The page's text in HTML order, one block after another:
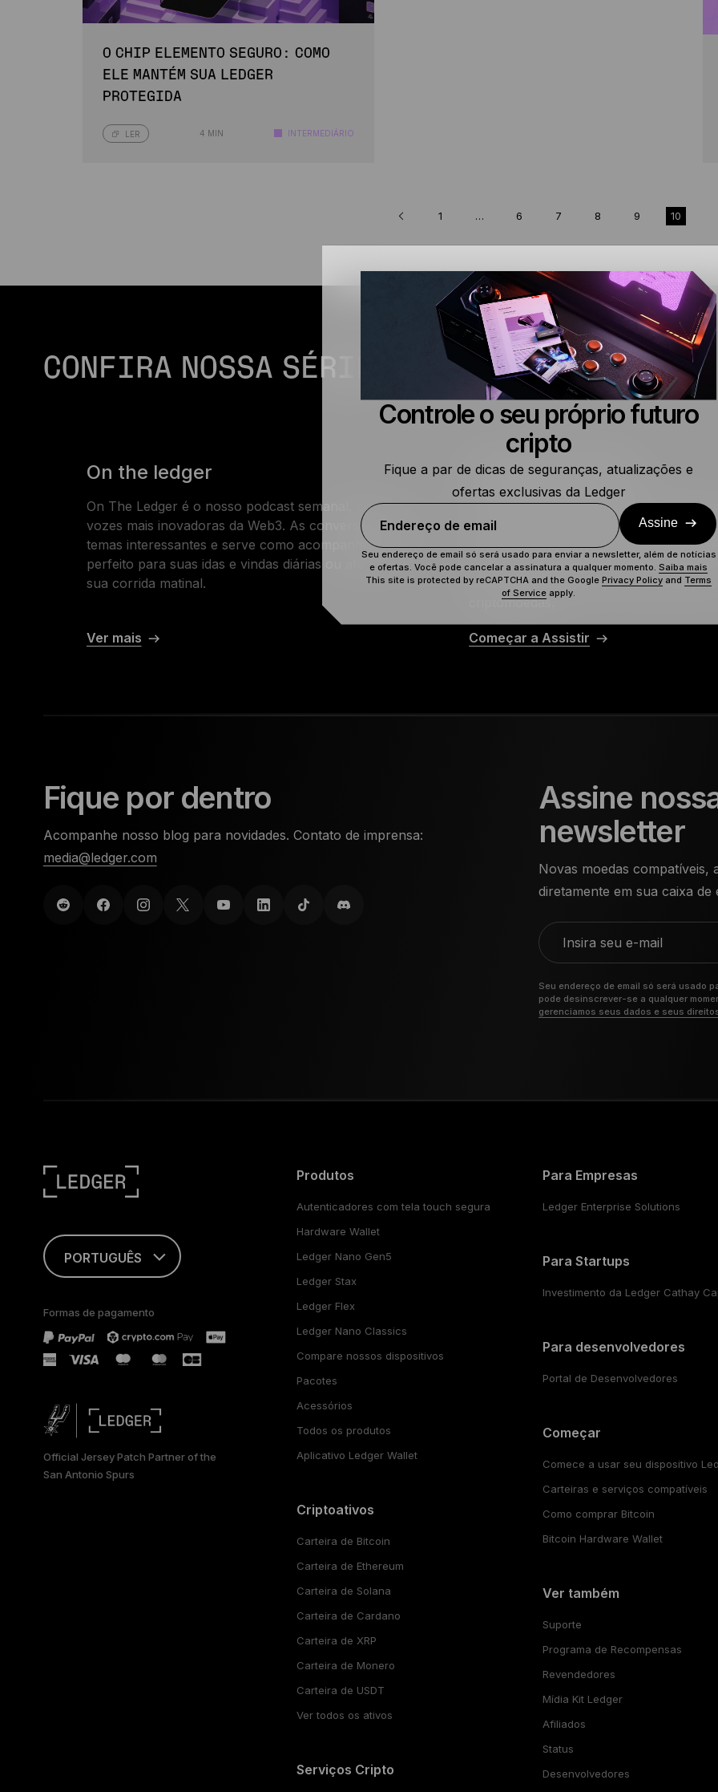
O CHIP ELEMENTO SEGURO: COMO
ELE MANTÉM SUA LEDGER
PROTEGIDA
LER 4 MIN INTERMEDIÁRIO
1 … 6 7 8 9 10
CONFIRA NOSSA SÉRIE
On the ledger
On The Ledger é o nosso podcast semanal, com as
vozes mais inovadoras da Web3. As conversas abordam
temas interessantes e serve como acompanhamento
perfeito para suas idas e vindas diárias ou até mesmo
sua corrida matinal.
Ver mais
Proteja Sua Cripto
As criptomoedas requerem novas
proteções. Novas práticas de
não possa ser aprendido. Ou ensinado.
vídeos tutoriais e conheça Ian Rogers,
Officer da Ledger, e fique do lado
criptomoedas.
Começar a Assistir
Fique por dentro
Acompanhe nosso blog para novidades. Contato de imprensa:
media@ledger.com
Assine
newsletter
Novas moedas compatíveis,
diretamente em sua caixa de
Insira seu e-mail
Seu endereço de email só será usado
pode desinscrever-se a qualquer
gerenciamos seus dados e seus
PORTUGUÊS
FRANÇAIS
TÜRKÇE
DEUTSCH
ESPAÑOL
РУССКИЙ
Formas de pagamento
Official Jersey Patch Partner of the
San Antonio Spurs
Produtos
Autenticadores com tela touch segura
Hardware Wallet
Ledger Nano Gen5
Ledger Stax
Ledger Flex
Ledger Nano Classics
Compare nossos dispositivos
Pacotes
Acessórios
Todos os produtos
Aplicativo Ledger Wallet
Criptoativos
Carteira de Bitcoin
Carteira de Ethereum
Carteira de Solana
Carteira de Cardano
Carteira de XRP
Carteira de Monero
Carteira de USDT
Ver todos os ativos
Serviços Cripto
Para Empresas
Ledger Enterprise Solutions
Para Startups
Investimento da Ledger Cathay
Para desenvolvedores
Portal de Desenvolvedores
Começar
Comece a usar seu dispositivo
Carteiras e serviços compatíveis
Como comprar Bitcoin
Bitcoin Hardware Wallet
Ver também
Suporte
Programa de Recompensas
Revendedores
Mídia Kit Ledger
Afiliados
Status
Desenvolvedores
Controle o seu próprio futuro
cripto
Fique a par de dicas de seguranças, atualizações e
ofertas exclusivas da Ledger
Endereço de email Assine
Seu endereço de email só será usado para enviar a newsletter, além de notícias
e ofertas. Você pode cancelar a assinatura a qualquer momento. Saiba mais
This site is protected by reCAPTCHA and the Google Privacy Policy and Terms
of Service apply.